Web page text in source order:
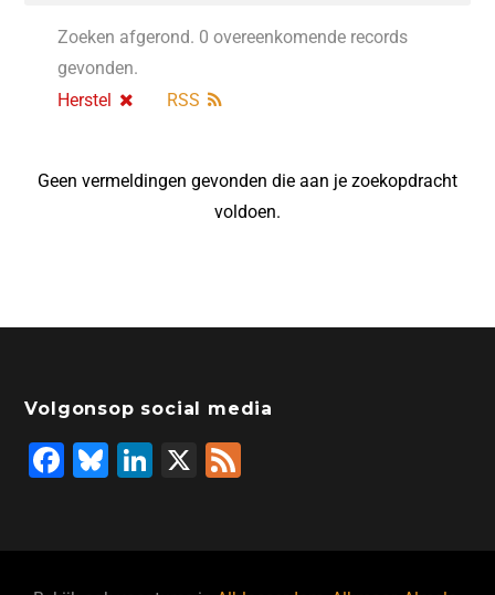
Zoeken afgerond. 0 overeenkomende records
gevonden.
Herstel
RSS
Geen vermeldingen gevonden die aan je zoekopdracht
voldoen.
Volgonsop social media
F
Bl
Li
X